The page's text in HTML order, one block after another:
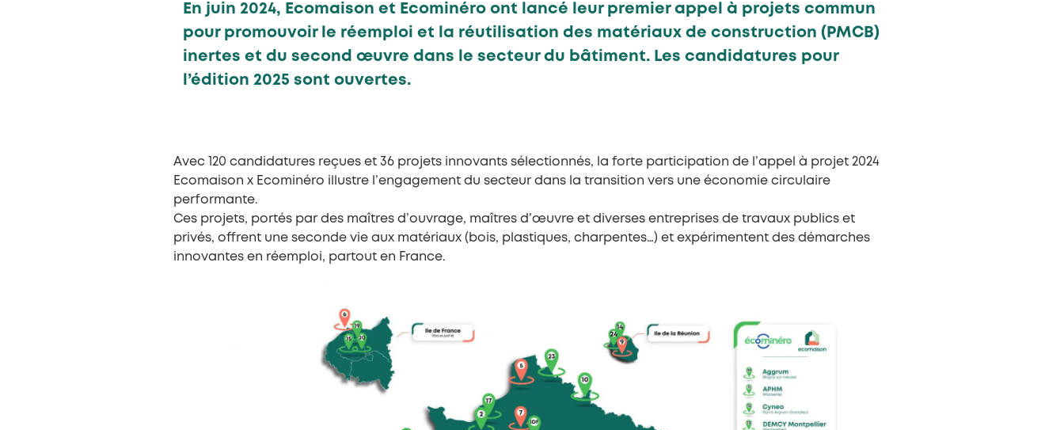
En juin 2024, Ecomaison et Ecominéro ont lancé leur premier appel à projets commun
pour promouvoir le réemploi et la réutilisation des matériaux de construction (PMCB)
inertes et du second œuvre dans le secteur du bâtiment. Les candidatures pour
l’édition 2025 sont ouvertes.
Avec 120 candidatures reçues et 36 projets innovants sélectionnés, la forte participation de l’appel à projet 2024
Ecomaison x Ecominéro illustre l’engagement du secteur dans la transition vers une économie circulaire
performante.
Ces projets, portés par des maîtres d’ouvrage, maîtres d’œuvre et diverses entreprises de travaux publics et
privés, offrent une seconde vie aux matériaux (bois, plastiques, charpentes…) et expérimentent des démarches
innovantes en réemploi, partout en France.